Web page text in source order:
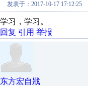
发表于：2017-10-17 17:12:25
学习，学习。
回复 引用 举报
东方宏自戕